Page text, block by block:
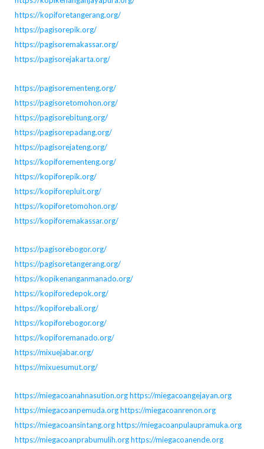
https://kopiforetangerang.org/
https://pagisorepik.org/
https://pagisoremakassar.org/
https://pagisorejakarta.org/
https://pagisorementeng.org/
https://pagisoretomohon.org/
https://pagisorebitung.org/
https://pagisorepadang.org/
https://pagisorejateng.org/
https://kopiforementeng.org/
https://kopiforepik.org/
https://kopiforepluit.org/
https://kopiforetomohon.org/
https://kopiforemakassar.org/
https://pagisorebogor.org/
https://pagisoretangerang.org/
https://kopikenanganmanado.org/
https://kopiforedepok.org/
https://kopiforebali.org/
https://kopiforebogor.org/
https://kopiforemanado.org/
https://mixuejabar.org/
https://mixuesumut.org/
https://miegacoanahnasution.orghttps://miegacoangejayan.org
https://miegacoanpemuda.orghttps://miegacoanrenon.org
https://miegacoansintang.orghttps://miegacoanpulaupramuka.org
https://miegacoanprabumulih.orghttps://miegacoanende.org